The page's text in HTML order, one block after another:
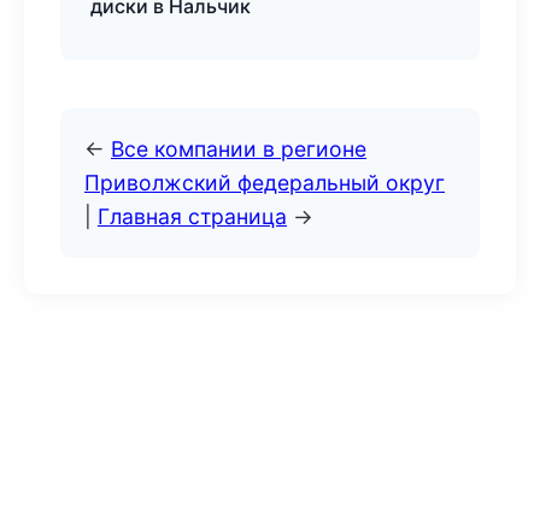
диски в Нальчик
← Все компании в регионе
Приволжский федеральный округ
Главная страница →